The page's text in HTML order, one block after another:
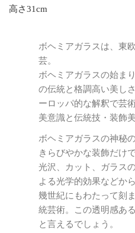
高さ31cm
ボヘミアガラスは、東
芸。
ボヘミアガラスの始ま
の伝統と格調高い美し
ーロッパ的な解釈で芸
美意識と伝統技・装飾美
ボヘミアガラスの神秘
きらびやかな装飾だけ
光沢、カット、ガラス
よる光学的効果などか
幾世紀にもわたって刻
統芸術。この透明感あ
と言えるでしょう。